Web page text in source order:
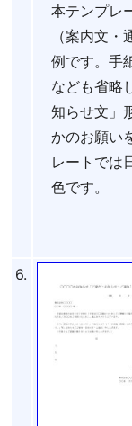
本テンプレ
（案内文
例です。手
なども省略
知らせ文」
かのお願い
レートでは
色です。
6.